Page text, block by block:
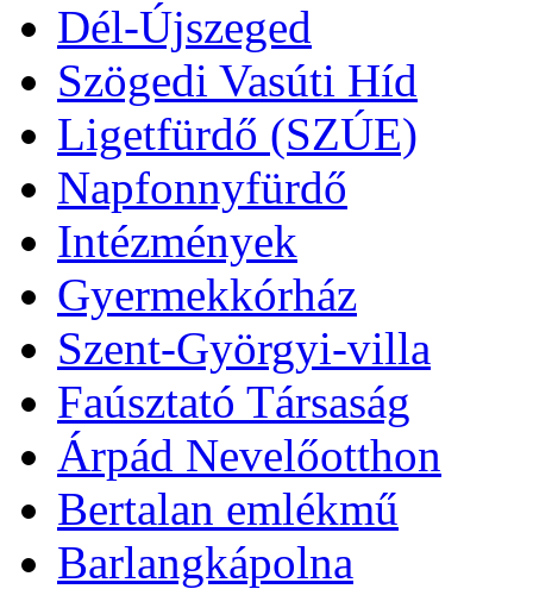
Dél-Újszeged
Szögedi Vasúti Híd
Ligetfürdő (SZÚE)
Napfonnyfürdő
Intézmények
Gyermekkórház
Szent-Györgyi-villa
Faúsztató Társaság
Árpád Nevelőotthon
Bertalan emlékmű
Barlangkápolna